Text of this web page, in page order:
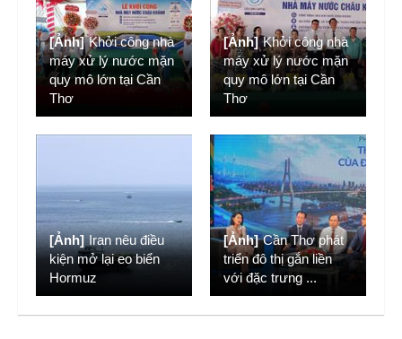
[Ảnh] Khởi công nhà
máy xử lý nước mặn
quy mô lớn tại Cần
Thơ
[Ảnh] Khởi công nhà
máy xử lý nước mặn
quy mô lớn tại Cần
Thơ
[Ảnh] Iran nêu điều
kiện mở lại eo biển
Hormuz
[Ảnh] Cần Thơ phát
triển đô thị gắn liền
với đặc trưng ...